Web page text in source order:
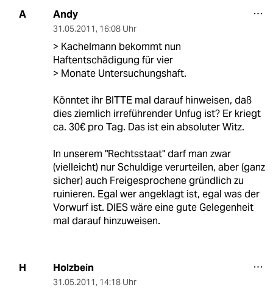
A Andy
31.05.2011, 16:08 Uhr
> Kachelmann bekommt nun
Haftentschädigung für vier
> Monate Untersuchungshaft.
Könntet ihr BITTE mal darauf hinweisen, daß
dies ziemlich irreführender Unfug ist? Er kriegt
ca. 30€ pro Tag. Das ist ein absoluter Witz.
In unserem "Rechtsstaat" darf man zwar
(vielleicht) nur Schuldige verurteilen, aber (ganz
sicher) auch Freigesprochene gründlich zu
ruinieren. Egal wer angeklagt ist, egal was der
Vorwurf ist. DIES wäre eine gute Gelegenheit
mal darauf hinzuweisen.
H Holzbein
31.05.2011, 14:18 Uhr